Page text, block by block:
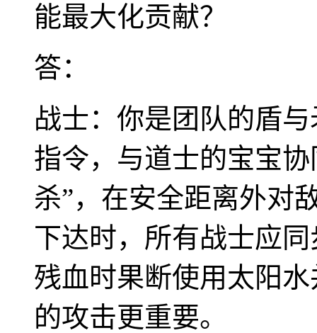
能最大化贡献？
答：
战士：你是团队的盾
指令，与道士的宝宝
杀”，在安全距离外对
下达时，所有战士应
残血时果断使用太阳
的攻击更重要。